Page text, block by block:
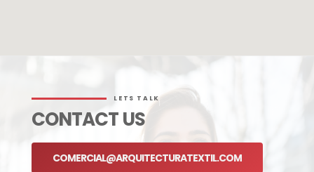
LETS TALK
CONTACT US
COMERCIAL@ARQUITECTURATEXTIL.COM